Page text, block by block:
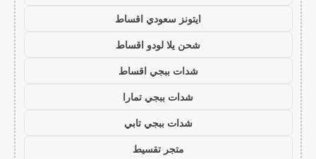
ايتونز سعودي اقساط
شحن يلا لودو اقساط
شدات ببجي اقساط
شدات ببجي تمارا
شدات ببجي تابي
متجر تقسيط